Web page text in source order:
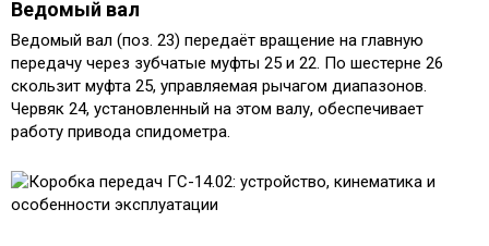
Ведомый вал
Ведомый вал (поз. 23) передаёт вращение на главную
передачу через зубчатые муфты 25 и 22. По шестерне 26
скользит муфта 25, управляемая рычагом диапазонов.
Червяк 24, установленный на этом валу, обеспечивает
работу привода спидометра.